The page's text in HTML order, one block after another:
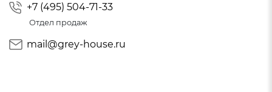
+7 (495) 504-71-33
Отдел продаж
mail@grey-house.ru